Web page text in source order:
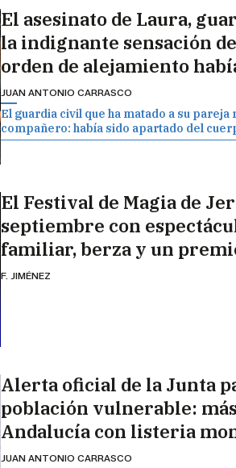
El asesinato de Laura,
la indignante sensación
orden de alejamiento
JUAN ANTONIO CARRASCO
El guardia civil que ha matado a su
compañero: había sido apartado del
El Festival de Magia de
septiembre con
familiar, berza y un
F. JIMÉNEZ
Alerta oficial de la Junta
población vulnerable:
Andalucía con listeria
JUAN ANTONIO CARRASCO